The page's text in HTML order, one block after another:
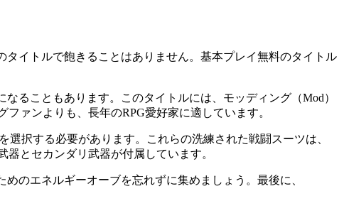
イトルで飽きることはありません。基本プレイ無料のタイトル
ることもあります。このタイトルには、モッディング（Mod）
ァンよりも、長年のRPG愛好家に適しています。
選択する必要があります。これらの洗練された戦闘スーツは、
とセカンダリ武器が付属しています。
のエネルギーオーブを忘れずに集めましょう。最後に、